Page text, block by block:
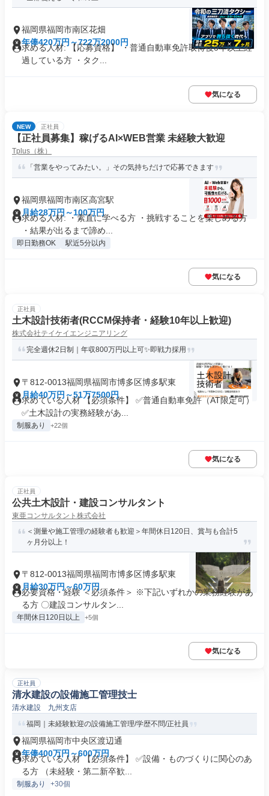
福岡県福岡市南区花畑
年俸420万円～722万2000円
求める人材: 【応募資格】 ・普通自動車免許取得後3年以上経
過している方 ・タク...
気になる
NEW 正社員
【正社員募集】稼げるAI×WEB営業 未経験大歓迎
Tplus（株）
「営業をやってみたい。」その気持ちだけで応募できます
福岡県福岡市南区高宮駅
月給28万円～100万円
求める人材: ・素直に学べる方 ・挑戦することを楽しめる方
・結果が出るまで諦め...
即日勤務OK 駅近5分以内
気になる
正社員
土木設計技術者(RCCM保持者・経験10年以上歓迎)
株式会社テイケイエンジニアリング
完全週休2日制｜年収800万円以上可✨即戦力採用
〒812-0013福岡県福岡市博多区博多駅東
月給40万円～51万7500円
求めている人材 【必須条件】 ✅普通自動車免許（AT限定可）
✅土木設計の実務経験があ...
制服あり +22個
気になる
正社員
公共土木設計・建設コンサルタント
東亜コンサルタント株式会社
＜測量や施工管理の経験者も歓迎＞年間休日120日、賞与も合計5
ヶ月分以上！
〒812-0013福岡県福岡市博多区博多駅東
月給30万円～60万円
必要資格・経験 ＜必須条件＞ ※下記いずれかの業務経験があ
る方 〇建設コンサルタン...
年間休日120日以上 +5個
気になる
正社員
清水建設の設備施工管理技士
清水建設 九州支店
福岡｜未経験歓迎の設備施工管理/学歴不問/正社員
福岡県福岡市中央区渡辺通
年俸400万円～600万円
求めている人材 【必須条件】 ✅設備・ものづくりに関心のあ
る方 （未経験・第二新卒歓...
制服あり +30個